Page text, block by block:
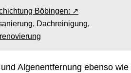
Böbingen: ↗️
Dachreinigung,
Algenentfernung ebenso wie